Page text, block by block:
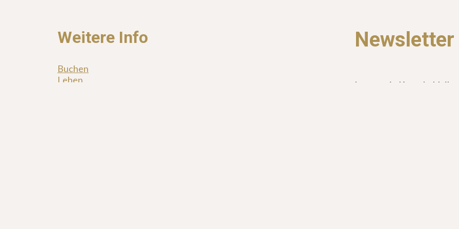
Weitere Info
Buchen
Leben
Newsletter
Lass uns in Kontakt